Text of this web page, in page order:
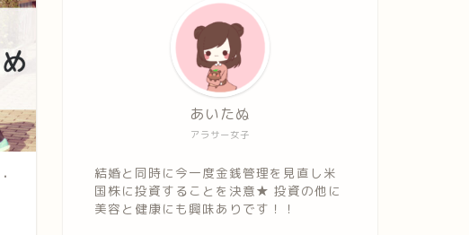
アラサー女子
あいたぬ
結婚と同時に今一度金銭管理を見直し米
国株に投資することを決意★ 投資の他に
美容と健康にも興味ありです！！